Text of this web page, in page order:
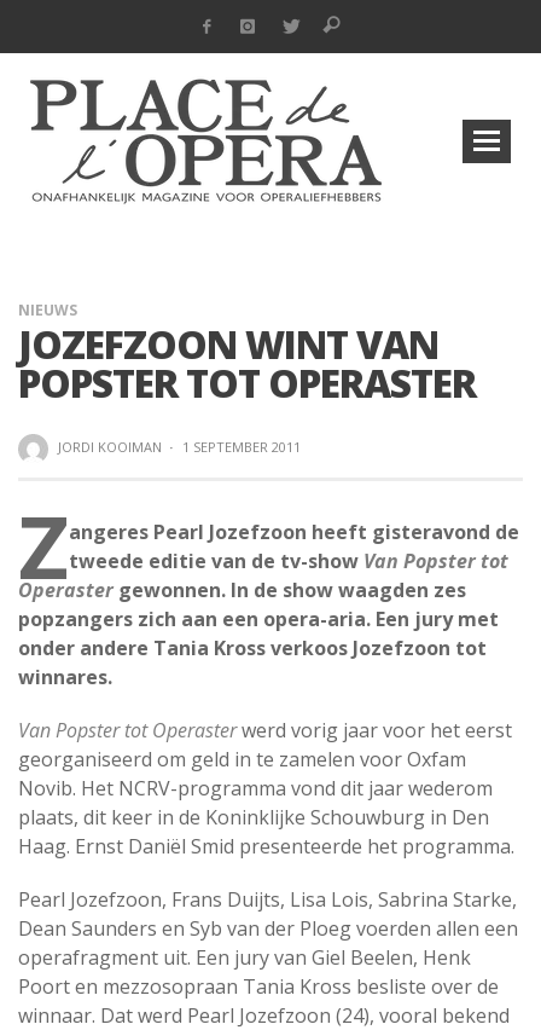
NIEUWS
JOZEFZOON WINT VAN
POPSTER TOT OPERASTER
JORDI KOOIMAN · 1 SEPTEMBER 2011
Zangeres Pearl Jozefzoon heeft gisteravond de
tweede editie van de tv-show Van Popster tot
Operastergewonnen. In de show waagden zes
popzangers zich aan een opera-aria. Een jury met
onder andere Tania Kross verkoos Jozefzoon tot
winnares.
Van Popster tot Operasterwerd vorig jaar voor het eerst
georganiseerd om geld in te zamelen voor Oxfam
Novib. Het NCRV-programma vond dit jaar wederom
plaats, dit keer in de Koninklijke Schouwburg in Den
Haag. Ernst Daniël Smid presenteerde het programma.
Pearl Jozefzoon, Frans Duijts, Lisa Lois, Sabrina Starke,
Dean Saunders en Syb van der Ploeg voerden allen een
operafragment uit. Een jury van Giel Beelen, Henk
Poort en mezzosopraan Tania Kross besliste over de
winnaar. Dat werd Pearl Jozefzoon (24), vooral bekend